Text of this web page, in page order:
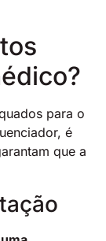
para o
é
que a